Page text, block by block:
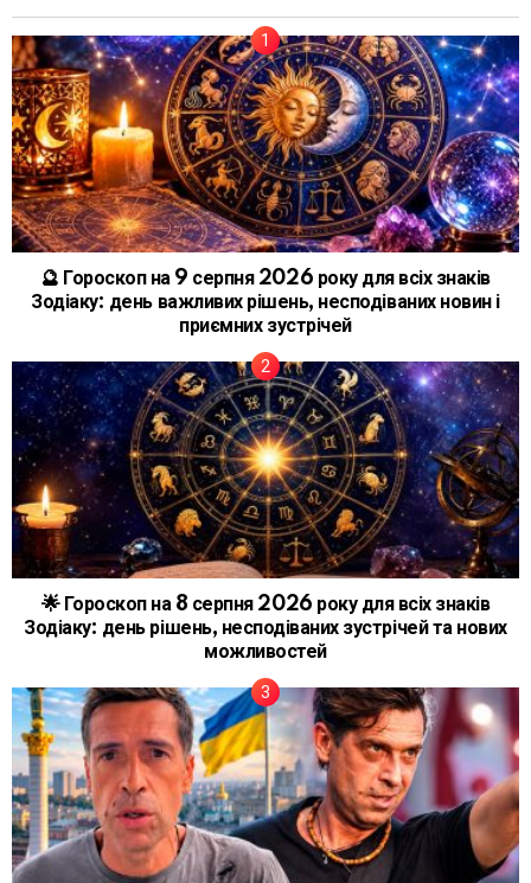
🔮 Гороскоп на 9 серпня 2026 року для всіх знаків
Зодіаку: день важливих рішень, несподіваних новин і
приємних зустрічей
🌟 Гороскоп на 8 серпня 2026 року для всіх знаків
Зодіаку: день рішень, несподіваних зустрічей та нових
можливостей